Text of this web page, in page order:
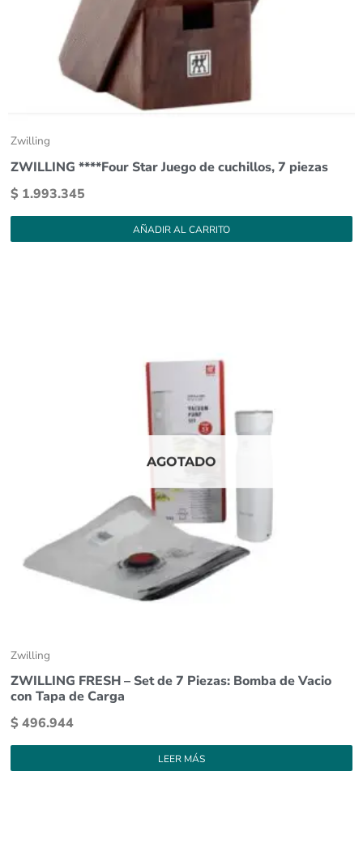
Zwilling
ZWILLING ****Four Star Juego de cuchillos, 7 piezas
$ 1.993.345
AÑADIR AL CARRITO
AGOTADO
Zwilling
ZWILLING FRESH – Set de 7 Piezas: Bomba de Vacio
con Tapa de Carga
$ 496.944
LEER MÁS